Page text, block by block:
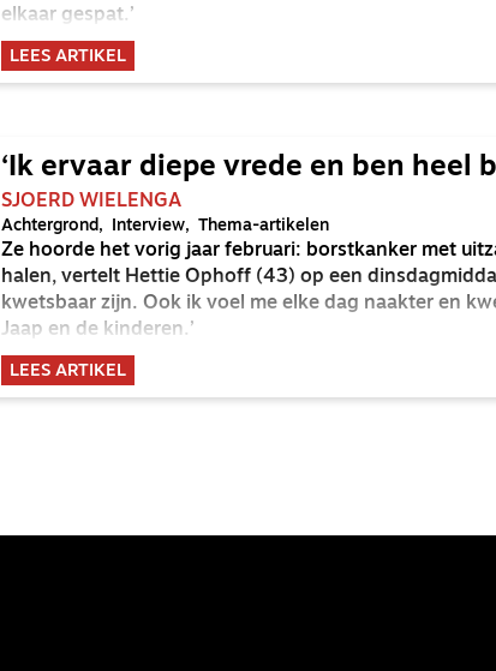
elkaar gespat.’
LEES ARTIKEL
‘Ik ervaar diepe vrede en ben heel
SJOERD WIELENGA
Achtergrond Interview Thema-artikelen
Ze hoorde het vorig jaar februari: borstkanker met
halen, vertelt Hettie Ophoff (43) op een
kwetsbaar zijn. Ook ik voel me elke dag naakter en
Jaap en de kinderen.’
LEES ARTIKEL